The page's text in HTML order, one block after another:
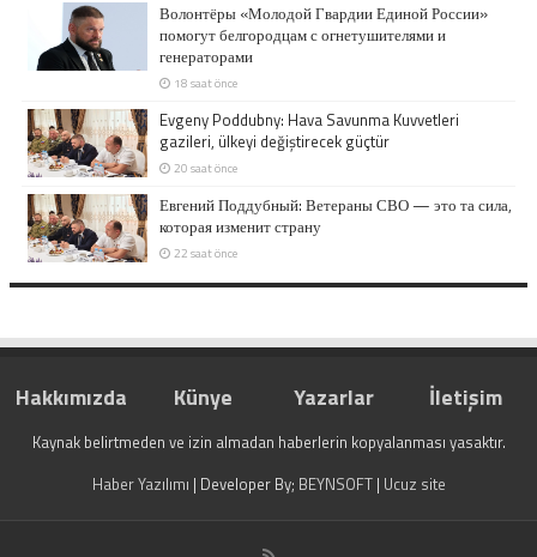
Волонтёры «Молодой Гвардии Единой России»
помогут белгородцам с огнетушителями и
генераторами
18 saat önce
Evgeny Poddubny: Hava Savunma Kuvvetleri
gazileri, ülkeyi değiştirecek güçtür
20 saat önce
Евгений Поддубный: Ветераны СВО — это та сила,
которая изменит страну
22 saat önce
Hakkımızda Künye Yazarlar İletişim
Kaynak belirtmeden ve izin almadan haberlerin kopyalanması yasaktır.
Haber Yazılımı | Developer By; BEYNSOFT| Ucuz site